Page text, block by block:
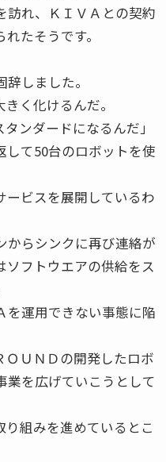
訪れ、ＫＩＶＡとの契約
たそうです。
しました。
く化けるんだ。
ンダードになるんだ」
して50台のロボットを使
ービスを展開しているわ
らシンクに再び連絡が
ソフトウエアの供給をス
を運用できない事態に陥
ＯＵＮＤの開発したロボ
業を広げていこうとして
組みを進めているとこ